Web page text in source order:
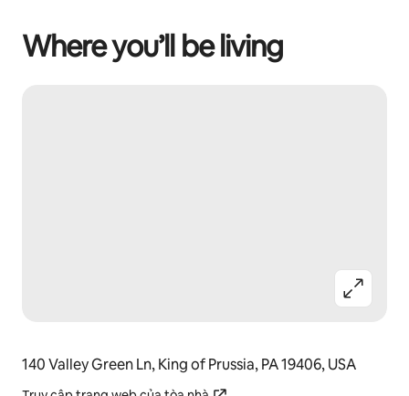
Where you’ll be living
140 Valley Green Ln, King of Prussia, PA 19406, USA